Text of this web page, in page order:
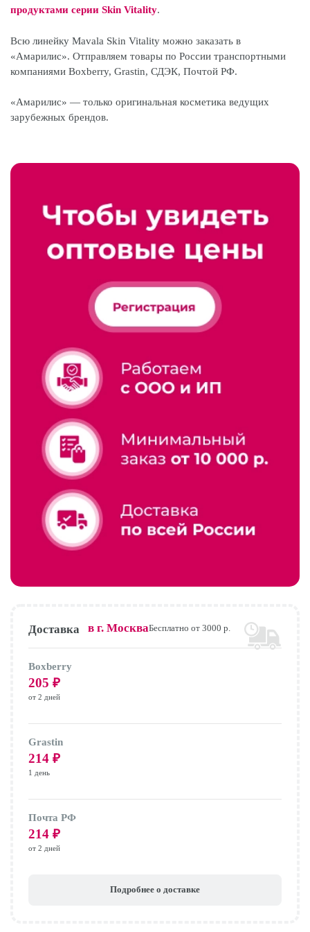
продуктами серии Skin Vitality.
Всю линейку Mavala Skin Vitality можно заказать в
«Амарилис». Отправляем товары по России транспортными
компаниями Boxberry, Grastin, СДЭК, Почтой РФ.
«Амарилис» — только оригинальная косметика ведущих
зарубежных брендов.
Доставка в г. МоскваБесплатно от 3000 р.
Boxberry
205 ₽
от 2 дней
Grastin
214 ₽
1 день
Почта РФ
214 ₽
от 2 дней
Подробнее о доставке